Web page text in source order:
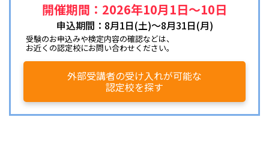
開催期間：2026年10月1日～10日
申込期間：8月1日(土)～8月31日(月)
受験のお申込みや検定内容の確認などは、
お近くの認定校にお問い合わせください。
外部受講者の受け入れが可能な
認定校を探す